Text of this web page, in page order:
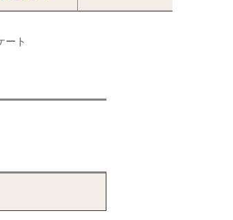
ート